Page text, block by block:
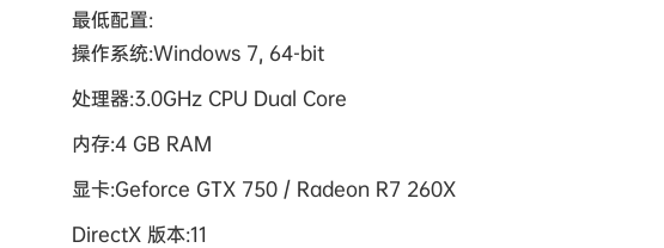
最低配置:
操作系统:Windows 7, 64-bit
处理器:3.0GHz CPU Dual Core
内存:4 GB RAM
显卡:Geforce GTX 750 / Radeon R7 260X
DirectX 版本:11